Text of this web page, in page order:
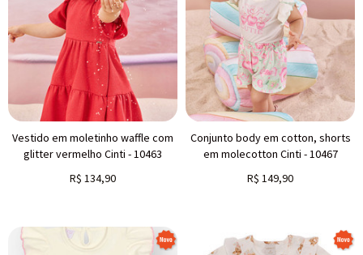
Vestido em moletinho waffle com
glitter vermelho Cinti - 10463
R$ 134,90
Conjunto body em cotton, shorts
em molecotton Cinti - 10467
R$ 149,90